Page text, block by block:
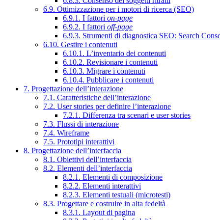
6.9. Ottimizzazione per i motori di ricerca (SEO)
6.9.1. I fattori on-page
6.9.2. I fattori off-page
6.9.3. Strumenti di diagnostica SEO: Search
6.10. Gestire i contenuti
6.10.1. L’inventario dei contenuti
6.10.2. Revisionare i contenuti
6.10.3. Migrare i contenuti
6.10.4. Pubblicare i contenuti
7. Progettazione dell’interazione
7.1. Caratteristiche dell’interazione
7.2. User stories per definire l’interazione
7.2.1. Differenza tra scenari e user stories
7.3. Flussi di interazione
7.4. Wireframe
7.5. Prototipi interattivi
8. Progettazione dell’interfaccia
8.1. Obiettivi dell’interfaccia
8.2. Elementi dell’interfaccia
8.2.1. Elementi di composizione
8.2.2. Elementi interattivi
8.2.3. Elementi testuali (microtesti)
8.3. Progettare e costruire in alta fedeltà
8.3.1. Layout di pagina